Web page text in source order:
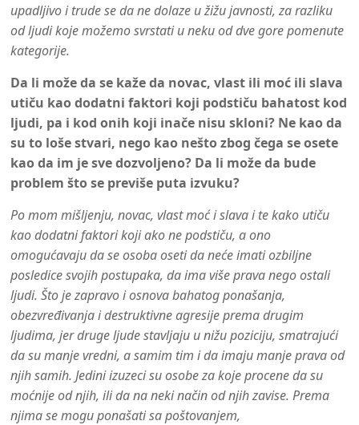
upadljivo i trude se da ne dolaze u žižu javnosti, za razliku
od ljudi koje možemo svrstati u neku od dve gore pomenute
kategorije.
Da li može da se kaže da novac, vlast ili moć ili slava
utiču kao dodatni faktori koji podstiču bahatost kod
ljudi, pa i kod onih koji inače nisu skloni? Ne kao da
su to loše stvari, nego kao nešto zbog čega se osete
kao da im je sve dozvoljeno? Da li može da bude
problem što se previše puta izvuku?
Po mom mišljenju, novac, vlast moć i slava i te kako utiču
kao dodatni faktori koji ako ne podstiču, a ono
omogućavaju da se osoba oseti da neće imati ozbiljne
posledice svojih postupaka, da ima više prava nego ostali
ljudi. Što je zapravo i osnova bahatog ponašanja,
obezvređivanja i destruktivne agresije prema drugim
ljudima, jer druge ljude stavljaju u nižu poziciju, smatrajući
da su manje vredni, a samim tim i da imaju manje prava od
njih samih. Jedini izuzeci su osobe za koje procene da su
moćnije od njih, ili da na neki način od njih zavise. Prema
njima se mogu ponašati sa poštovanjem,